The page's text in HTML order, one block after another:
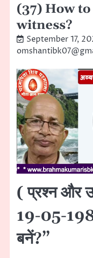
(37) How
witness?
September 17,
( प्रश्न और
19-05-
बनें?”